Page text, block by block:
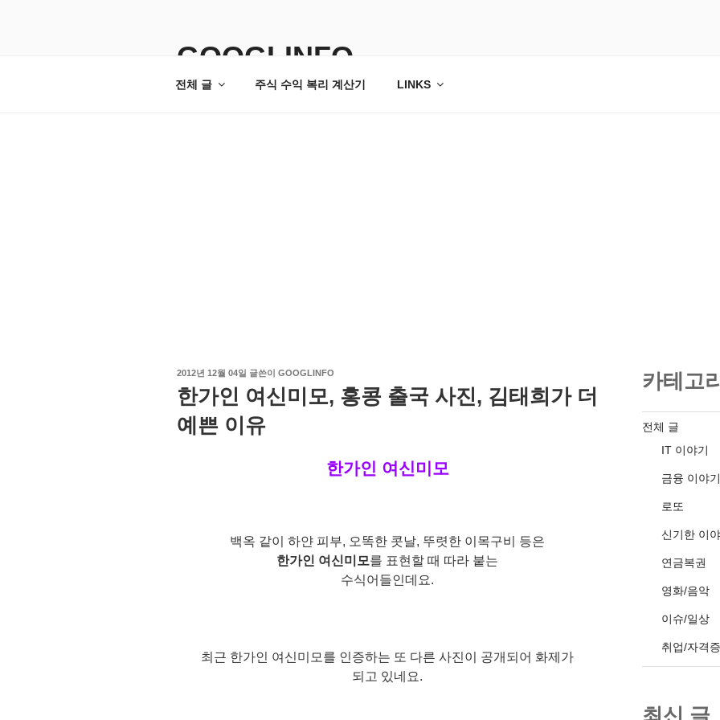
GOOGLINFO
전체 글 주식 수익 복리 계산기 LINKS
작
일
2012년 12월 04일 글쓴이 GOOGLINFO
한가인 여신미모, 홍콩 출국 사진, 김태희가 더
예쁜 이유
한가인 여신미모
백옥 같이 하얀 피부, 오똑한 콧날, 뚜렷한 이목구비 등은
한가인 여신미모를 표현할 때 따라 붙는
수식어들인데요.
최근 한가인 여신미모를 인증하는 또 다른 사진이 공개되어 화제가
되고 있네요.
카테고리
전체 글
IT 이야기
금융 이야기
로또
신기한 이
연금복권
영화/음악
이슈/일상
취업/자격증
최신 글